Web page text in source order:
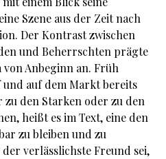
Szene aus der Zeit nach
Der Kontrast zwischen
und Beherrschten prägte
Anbeginn an. Früh
auf dem Markt bereits
zu den Starken oder zu den
heißt es im Text, eine den
zu bleiben und zu
verlässlichste Freund sei,